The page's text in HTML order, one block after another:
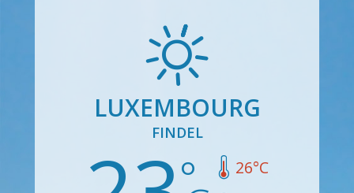
LUXEMBOURG
FINDEL
26°C